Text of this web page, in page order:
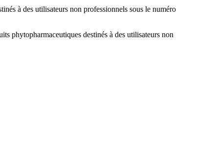
à des utilisateurs non professionnels sous le numéro
phytopharmaceutiques destinés à des utilisateurs non